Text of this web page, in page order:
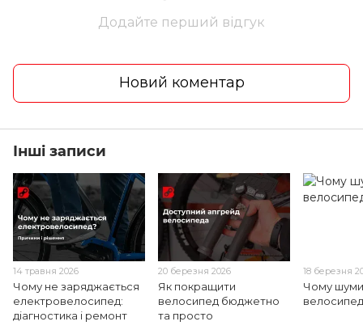
Додайте перший відгук
Новий коментар
Інші записи
14 травня 2026
Чому не заряджається
електровелосипед:
діагностика і ремонт
20 березня 2026
Як покращити
велосипед бюджетно
та просто
18 березня
Чому